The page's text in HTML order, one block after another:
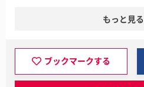
もっと見る
ブックマークする